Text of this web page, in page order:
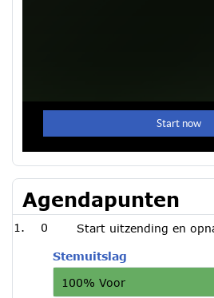
Agendapunten
0 Start uitzending en
Stemuitslag
100% Voor